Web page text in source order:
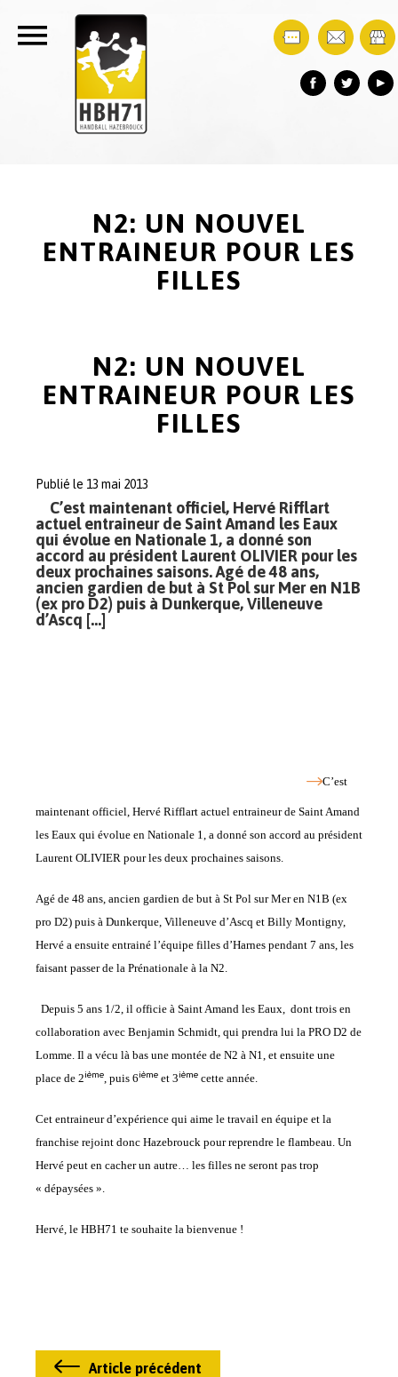
N2: UN NOUVEL
ENTRAINEUR POUR LES
FILLES
N2: UN NOUVEL
ENTRAINEUR POUR LES
FILLES
Publié le 13 mai 2013
C’est maintenant officiel, Hervé Rifflart
actuel entraineur de Saint Amand les Eaux
qui évolue en Nationale 1, a donné son
accord au président Laurent OLIVIER pour les
deux prochaines saisons. Agé de 48 ans,
ancien gardien de but à St Pol sur Mer en N1B
(ex pro D2) puis à Dunkerque, Villeneuve
d’Ascq […]
C’est
maintenant officiel, Hervé Rifflart actuel entraineur de Saint Amand
les Eaux qui évolue en Nationale 1, a donné son accord au président
Laurent OLIVIER pour les deux prochaines saisons.
Agé de 48 ans, ancien gardien de but à St Pol sur Mer en N1B (ex
pro D2) puis à Dunkerque, Villeneuve d’Ascq et Billy Montigny,
Hervé a ensuite entrainé l’équipe filles d’Harnes pendant 7 ans, les
faisant passer de la Prénationale à la N2.
Depuis 5 ans 1/2, il officie à Saint Amand les Eaux, dont trois en
collaboration avec Benjamin Schmidt, qui prendra lui la PRO D2 de
Lomme. Il a vécu là bas une montée de N2 à N1, et ensuite une
place de 2ième , puis 6ième et 3ième cette année.
Cet entraineur d’expérience qui aime le travail en équipe et la
franchise rejoint donc Hazebrouck pour reprendre le flambeau. Un
Hervé peut en cacher un autre… les filles ne seront pas trop
« dépaysées ».
Hervé, le HBH71 te souhaite la bienvenue !
Article précédent